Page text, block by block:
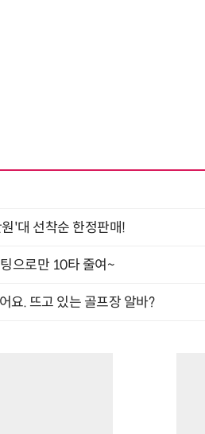
'대 선착순 한정판매!
으로만 10타 줄여~
요. 뜨고 있는 골프장 알바?